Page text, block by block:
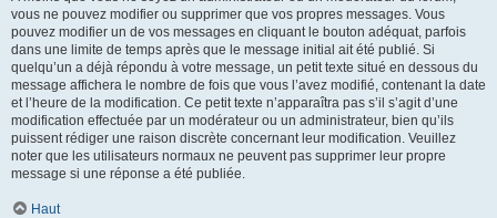
vous ne pouvez modifier ou supprimer que vos propres messages. Vous
pouvez modifier un de vos messages en cliquant le bouton adéquat, parfois
dans une limite de temps après que le message initial ait été publié. Si
quelqu’un a déjà répondu à votre message, un petit texte situé en dessous du
message affichera le nombre de fois que vous l’avez modifié, contenant la date
et l’heure de la modification. Ce petit texte n’apparaîtra pas s’il s’agit d’une
modification effectuée par un modérateur ou un administrateur, bien qu’ils
puissent rédiger une raison discrète concernant leur modification. Veuillez
noter que les utilisateurs normaux ne peuvent pas supprimer leur propre
message si une réponse a été publiée.
Haut